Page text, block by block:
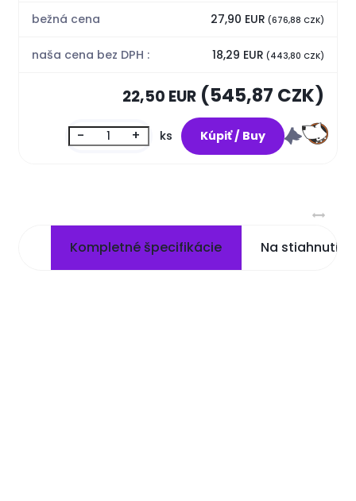
bežná cena 27,90 EUR (676,88 CZK)
naša cena bez DPH : 18,29 EUR (443,80 CZK)
22,50 EUR(545,87 CZK)
- + ks
Kompletné špecifikácie Na stiahnutie